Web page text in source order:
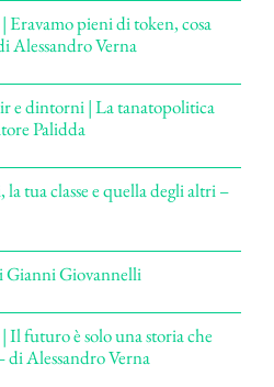
Eravamo pieni di token, cosa
Alessandro Verna
e dintorni | La tanatopolitica
Palidda
la tua classe e quella degli altri –
Gianni Giovannelli
Il futuro è solo una storia che
di Alessandro Verna